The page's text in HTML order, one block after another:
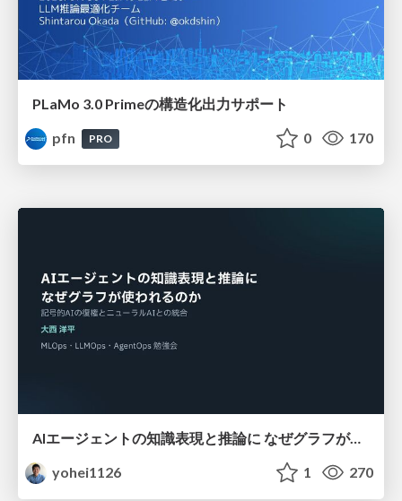
PLaMo 3.0 Primeの構造化出力サポート
pfn
PRO 0 170
AIエージェントの知識表現と推論に なぜグラフが使われるのか - 記号的AIの復権とニューラルAIとの統合
yohei1126
1 270